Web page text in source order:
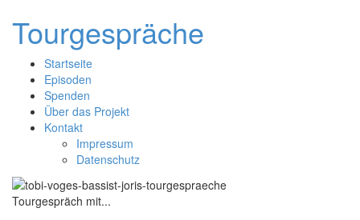
Tourgespräche
Startseite
Episoden
Spenden
Über das Projekt
Kontakt
Impressum
Datenschutz
Tourgespräch mit...